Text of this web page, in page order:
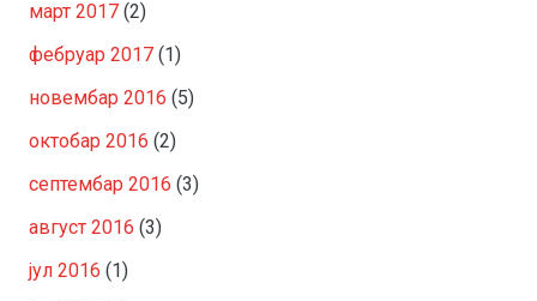
март 2017 (2)
фебруар 2017 (1)
новембар 2016 (5)
октобар 2016 (2)
септембар 2016 (3)
август 2016 (3)
јул 2016 (1)